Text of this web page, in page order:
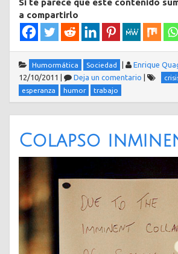
Si te parece que este contenido
a compartirlo
Humormática Sociedad Enrique
12/10/2011
Deja un comentario
esperanza
humor trabajo
Colapso